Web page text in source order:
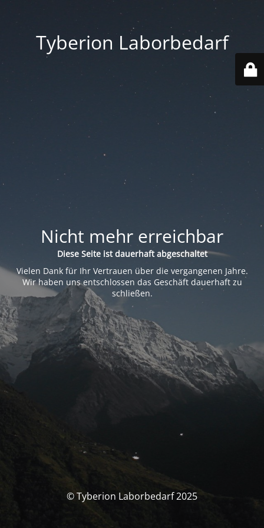
Tyberion Laborbedarf
Nicht mehr erreichbar
Diese Seite ist dauerhaft abgeschaltet
Vielen Dank für Ihr Vertrauen über die vergangenen Jahre.
Wir haben uns entschlossen das Geschäft dauerhaft zu
schließen.
© Tyberion Laborbedarf 2025